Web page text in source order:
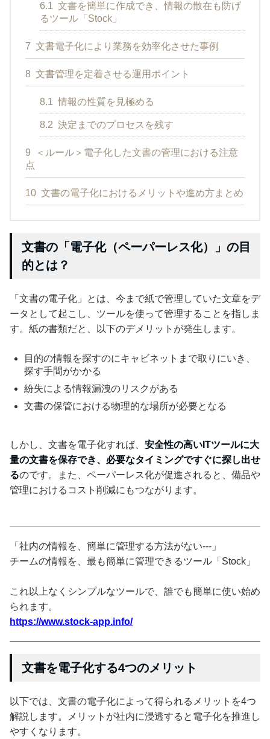
6.1 文書を簡単に作成でき、情報の散在も防げ
るツール「Stock」
7 文書電子化により業務を効率化させた事例
8 文書管理を定着させる運用ポイント
8.1 情報の性質を見極める
8.2 決定までのプロセスを残す
9
＜ルール＞電子化した文書の管理における注意
点
10 文書の電子化におけるメリットや進め方まとめ
文書の「電子化（ペーパーレス化）」の目
的とは？
「文書の電子化」とは、今まで紙で管理していた文章をデ
ータとして起こし、ツールを使って管理することを指しま
す。紙の書類だと、以下のデメリットが発生します。
目的の情報を探すのにキャビネットまで取りにいき、
探す手間がかかる
紛失による情報漏洩のリスクがある
文書の保管における物理的な場所が必要となる
しかし、文書を電子化すれば、 安全性の高いITツールに大
量の文書を保存でき、必要なタイミングですぐに探し出せ
るのです。また、ペーパーレス化が促進されると、備品や
管理におけるコスト削減にもつながります。
「社内の情報を、簡単に管理する方法がない---」
チームの情報を、最も簡単に管理できるツール「Stock」
これ以上なくシンプルなツールで、誰でも簡単に使い始め
られます。
https://www.stock-app.info/
文書を電子化する4つのメリット
以下では、文書の電子化によって得られるメリットを4つ
解説します。メリットが社内に浸透すると電子化を推進し
やすくなります。